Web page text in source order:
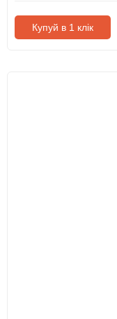
Купуй в 1 клік